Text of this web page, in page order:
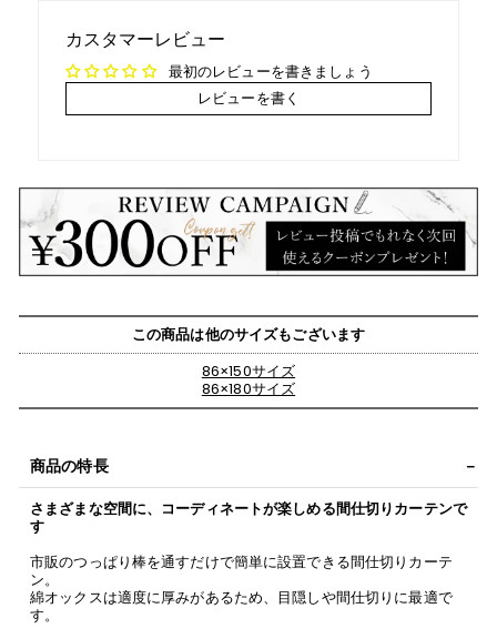
カスタマーレビュー
最初のレビューを書きましょう
レビューを書く
この商品は他のサイズもございます
86×150サイズ
86×180サイズ
商品の特長
さまざまな空間に、コーディネートが楽しめる間仕切りカーテンで
す
市販のつっぱり棒を通すだけで簡単に設置できる間仕切りカーテ
ン。
綿オックスは適度に厚みがあるため、目隠しや間仕切りに最適で
す。